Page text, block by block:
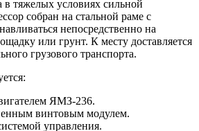
в тяжелых условиях сильной
собран на стальной раме с
непосредственно на
или грунт. К месту доставляется
грузового транспорта.
ЯМЗ-236.
винтовым модулем.
управления.